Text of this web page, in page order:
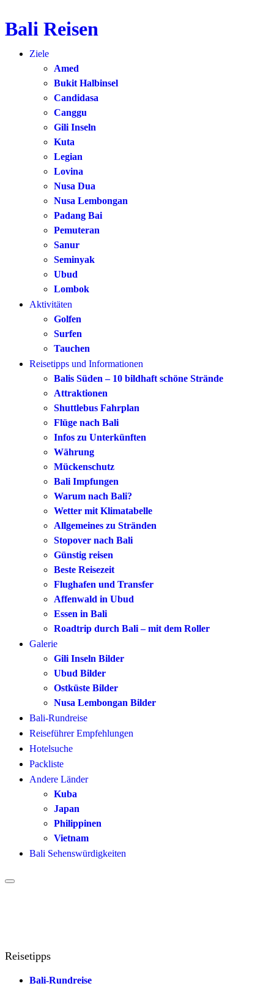
Zum
springen
Bali Reisen
Ziele
Amed
Bukit Halbinsel
Candidasa
Canggu
Gili Inseln
Kuta
Legian
Lovina
Nusa Dua
Nusa Lembongan
Padang Bai
Pemuteran
Sanur
Seminyak
Ubud
Lombok
Aktivitäten
Golfen
Surfen
Tauchen
Reisetipps und Informationen
Balis Süden – 10 bildhaft schöne Strände
Attraktionen
Shuttlebus Fahrplan
Flüge nach Bali
Infos zu Unterkünften
Währung
Mückenschutz
Bali Impfungen
Warum nach Bali?
Wetter mit Klimatabelle
Allgemeines zu Stränden
Stopover nach Bali
Günstig reisen
Beste Reisezeit
Flughafen und Transfer
Affenwald in Ubud
Essen in Bali
Roadtrip durch Bali – mit dem Roller
Galerie
Gili Inseln Bilder
Ubud Bilder
Ostküste Bilder
Nusa Lembongan Bilder
Bali-Rundreise
Reiseführer Empfehlungen
Hotelsuche
Packliste
Andere Länder
Kuba
Japan
Philippinen
Vietnam
Bali Sehenswürdigkeiten
Reisetipps
Bali-Rundreise